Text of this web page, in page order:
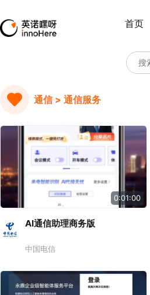
首页
通信 > 通信服务
0:01:00
AI通信助理商务版
中国电信